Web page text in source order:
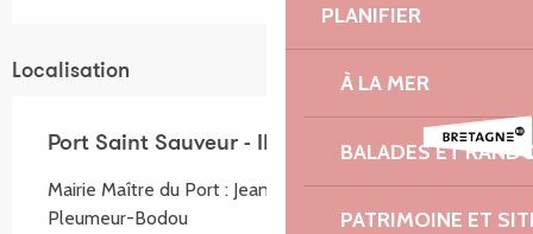
PLANIFIER
À LA MER
BALADES ET
PATRIMOINE ET
Localisation
Port Saint Sauveur - Ile Grande
Mairie Maître du Port : Jean Marc Le Hir, 22560
Pleumeur-Bodou